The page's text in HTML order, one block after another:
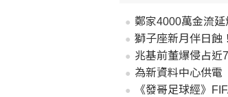
鄭家4000萬金流
獅子座新月伴日
兆基前董爆侵占
為新資料中心供
《發哥足球經》